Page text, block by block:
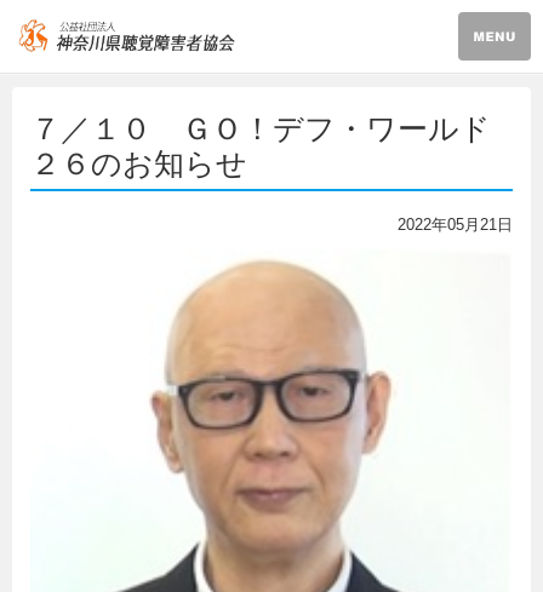
７／１０ ＧＯ！デフ・ワールド
２６のお知らせ
2022年05月21日